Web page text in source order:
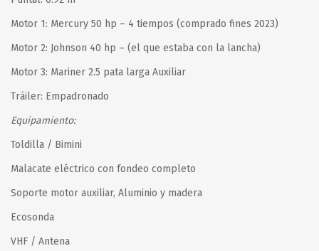
Motor 1: Mercury 50 hp – 4 tiempos (comprado fines 2023)
Motor 2: Johnson 40 hp – (el que estaba con la lancha)
Motor 3: Mariner 2.5 pata larga Auxiliar
Tráiler: Empadronado
Equipamiento:
Toldilla / Bimini
Malacate eléctrico con fondeo completo
Soporte motor auxiliar, Aluminio y madera
Ecosonda
VHF / Antena